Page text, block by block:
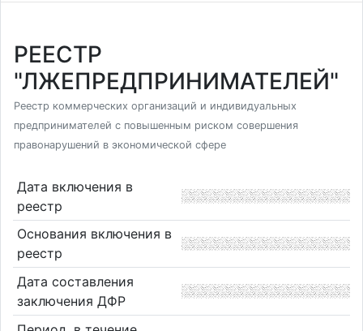
РЕЕСТР
"ЛЖЕПРЕДПРИНИМАТЕЛЕЙ"
Реестр коммерческих организаций и индивидуальных
предпринимателей с повышенным риском совершения
правонарушений в экономической сфере
Дата включения в
реестр
Основания включения в
реестр
Дата составления
заключения ДФР